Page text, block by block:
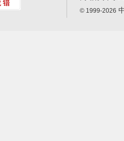
© 1999-2026